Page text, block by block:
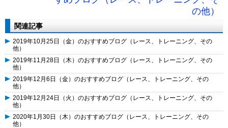
の他）
関連記事
2019年10月25日（金）のおすすめブログ（レース、トレーニング、その
他）
2019年11月28日（木）のおすすめブログ（レース、トレーニング、その
他）
2019年12月6日（金）のおすすめブログ（レース、トレーニング、その
他）
2019年12月24日（火）のおすすめブログ（レース、トレーニング、その
他）
2020年1月30日（木）のおすすめブログ（レース、トレーニング、その
他）